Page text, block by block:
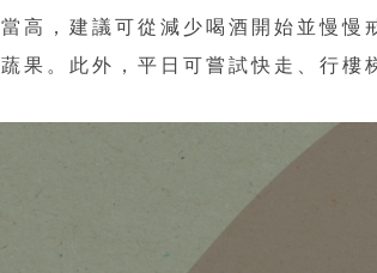
高，建議可從減少喝酒開始並慢
果。此外，平日可嘗試快走、行樓